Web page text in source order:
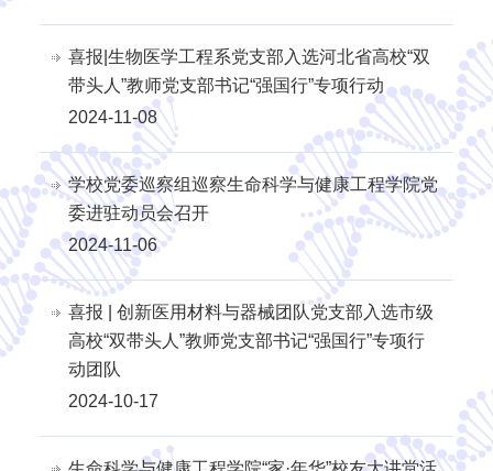
喜报|生物医学工程系党支部入选河北省高校“双
带头人”教师党支部书记“强国行”专项行动
2024-11-08
学校党委巡察组巡察生命科学与健康工程学院党
委进驻动员会召开
2024-11-06
喜报 | 创新医用材料与器械团队党支部入选市级
高校“双带头人”教师党支部书记“强国行”专项行
动团队
2024-10-17